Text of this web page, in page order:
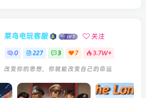
菜鸟电玩客服 关注
0 227 3 7 3.7W+
改变你的思想，你就能改变自己的命运